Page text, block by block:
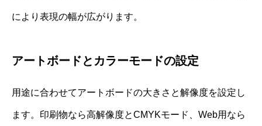
により表現の幅が広がります。
アートボードとカラーモードの設定
用途に合わせてアートボードの大きさと解像度を設定し
ます。印刷物なら高解像度とCMYKモード、Web用なら